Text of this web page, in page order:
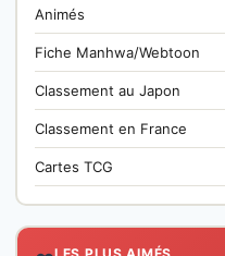
Animés
Fiche Manhwa/Webtoon
Classement au Japon
Classement en France
Cartes TCG
LES PLUS AIMÉS